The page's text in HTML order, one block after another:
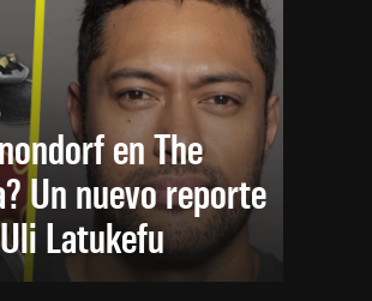
en The
Un nuevo reporte
Latukefu